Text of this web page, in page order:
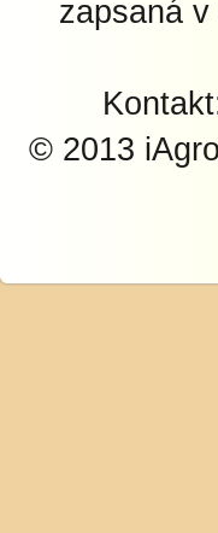
zapsaná
© 2013